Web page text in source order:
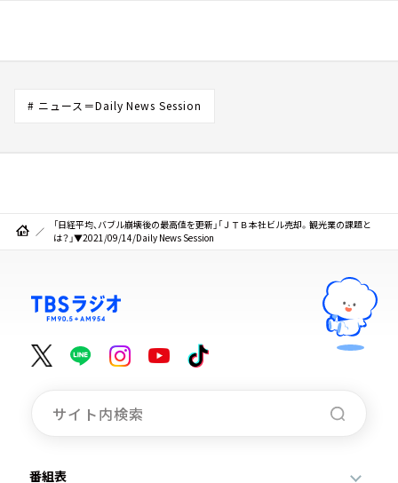
# ニュース＝Daily News Session
「日経平均、バブル崩壊後の最高値を更新」「ＪＴＢ本社ビル売却。観光業の課題と
は？」▼2021/09/14/Daily News Session
番組表